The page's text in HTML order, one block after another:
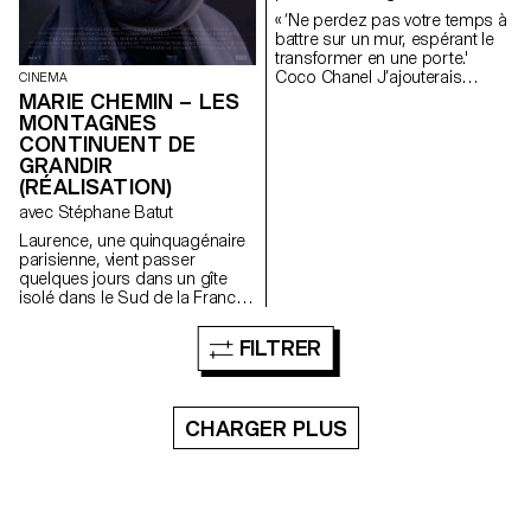
d’interprétation désir tu
m’entends maintenant
transition glissante infinie le
dernier watt quitte l’émetteur
désert de sens Une
désensualisation du langage
imminent de perdre encore
plus de souvenirs nous oblige
à réfléchir sur notre façon de
les archiver.
CINEMA
MARIE CHEMIN – LES
MONTAGNES
CONTINUENT DE
GRANDIR
(RÉALISATION)
avec Stéphane Batut
Laurence, une quinquagénaire
parisienne, vient passer
quelques jours dans un gîte
isolé dans le Sud de la France.
le jeune propriétaire des lieux.
Ce dernier, un peu rustre et
macho, tente de la séduire
est là dans un but précis: lui
remettre une lettre renfermant
« ‘Ne perdez pas votre temps à
battre sur un mur, espérant le
transformer en une porte.'
Coco Chanel J’ajouterais
FILTRER
CHARGER PLUS